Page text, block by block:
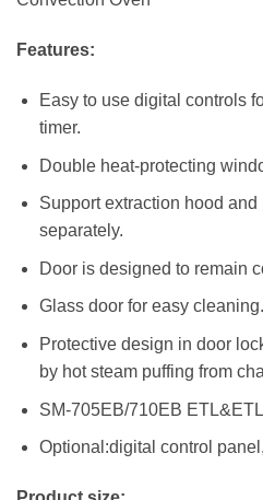
Features:
Easy to use digital controls
timer.
Double heat-protecting
Support extraction hood
separately.
Door is designed to remain
Glass door for easy cleaning.
Protective design in door
by hot steam puffing from
SM-705EB/710EB
Optional:digital control